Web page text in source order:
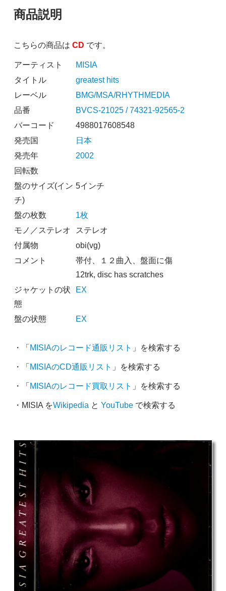
商品説明
こちらの商品は CD です。
アーティスト
MISIA
タイトル
greatest hits
レーベル
BMG/MSA/RHYTHMEDIA
品番
BVCS-21025 / 74321-92565-2
バーコード
4988017608548
発売国
日本
発売年
2002
回転数
盤のサイズ(イン
チ)
5インチ
盤の枚数
1枚
モノ／ステレオ
ステレオ
付属物
obi(vg)
コメント
帯付、１２曲入、盤面に傷
12trk, disc has scratches
ジャケットの状
態
EX
盤の状態 EX
・「 MISIAのレコード通販リスト 」を検索する
・「 MISIAのCD通販リスト 」を検索する
・「 MISIAのレコード買取リスト 」を検索する
・MISIA をWikipedia と YouTubeで検索する